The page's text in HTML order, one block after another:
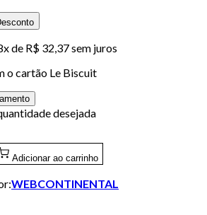
de R$ 32,37 sem juros
o cartão Le Biscuit
desejada
Adicionar ao carrinho
WEBCONTINENTAL